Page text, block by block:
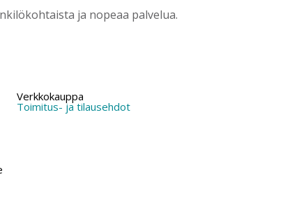
ja nopeaa palvelua.
Verkkokauppa
Toimitus- ja tilausehdot